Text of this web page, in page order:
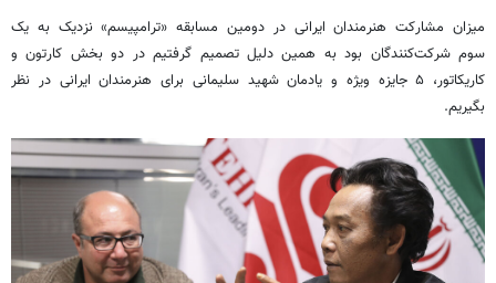
میزان مشارکت هنرمندان ایرانی در دومین مسابقه «ترامپیسم» نزدیک به یک
سوم شرکت‌کنندگان بود به همین دلیل تصمیم گرفتیم در دو بخش کارتون و
کاریکاتور، ۵ جایزه ویژه و یادمان شهید سلیمانی برای هنرمندان ایرانی در نظر
بگیریم.